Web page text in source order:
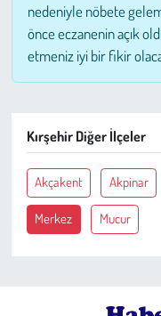
nedeniyle nöbete
önce eczanenin açık
etmeniz iyi bir fikir
Kırşehir Diğer İlçeler
Akçakent Akpinar
Merkez Mucur
Galeri
Günün İçinden
Tarih
Hukuk